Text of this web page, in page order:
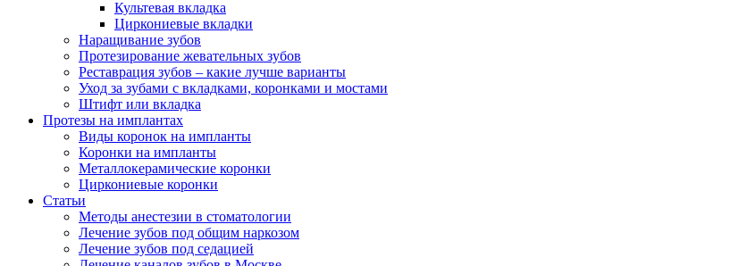
Культевая вкладка
Циркониевые вкладки
Наращивание зубов
Протезирование жевательных зубов
Реставрация зубов – какие лучше варианты
Уход за зубами с вкладками, коронками и мостами
Штифт или вкладка
Протезы на имплантах
Виды коронок на импланты
Коронки на импланты
Металлокерамические коронки
Циркониевые коронки
Статьи
Методы анестезии в стоматологии
Лечение зубов под общим наркозом
Лечение зубов под седацией